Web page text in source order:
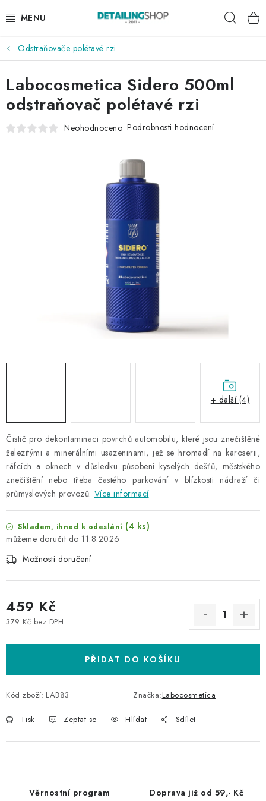
na
AKCE
NOVINKY
EXTERIÉR
DÁRKOVÉ SADY A POUKAZY
BYDLENÍ
Odstraňovače polétavé rzi
Čistič pro dekontaminaci povrchů automobilu, které jsou znečištěné
železitými a minerálními usazeninami, jež se hromadí na karoserii,
ráfcích a oknech v důsledku působení kyselých dešťů, městského
znečištění nebo třeba častého parkování v blízkosti nádraží či
průmyslových provozů. Více informací
Skladem, ihned k odeslání (4 ks)
11.8.2026
Možnosti doručení
459 Kč
379 Kč bez DPH
PŘIDAT DO KOŠÍKU
Kód zboží: LAB83 Značka:Labocosmetica
Tisk Zeptat se Hlídat Sdílet
Labocosmetica Sidero 500ml
odstraňovač polétavé rzi
Neohodnoceno Podrobnosti hodnocení
+ další (4)
Věrnostní program Doprava již od 59,- Kč